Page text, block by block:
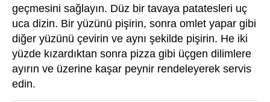
geçmesini sağlayın. Düz bir tavaya patatesleri uç
uca dizin. Bir yüzünü pişirin, sonra omlet yapar gibi
diğer yüzünü çevirin ve aynı şekilde pişirin. He iki
yüzde kızardıktan sonra pizza gibi üçgen dilimlere
ayırın ve üzerine kaşar peynir rendeleyerek servis
edin.